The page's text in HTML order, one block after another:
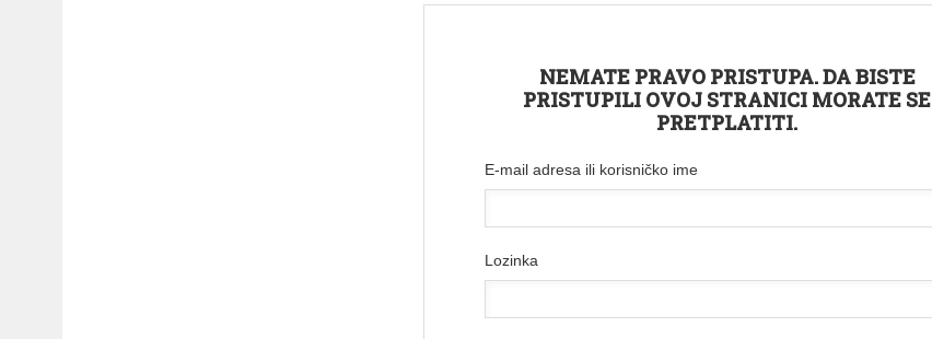
NEMATE PRAVO PRISTUPA. DA BISTE
PRISTUPILI OVOJ STRANICI MORATE SE
PRETPLATITI.
E-mail adresa ili korisničko ime
Lozinka